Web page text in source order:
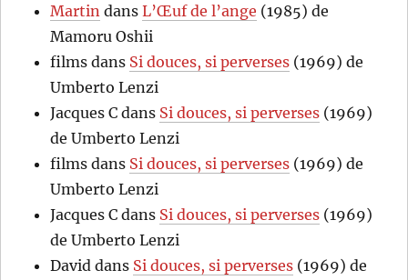
Martin dansL’Œuf de l’ange (1985) de
Mamoru Oshii
films dans Si douces, si perverses (1969) de
Umberto Lenzi
Jacques C dans Si douces, si perverses (1969)
de Umberto Lenzi
films dans Si douces, si perverses (1969) de
Umberto Lenzi
Jacques C dans Si douces, si perverses (1969)
de Umberto Lenzi
David dans Si douces, si perverses (1969) de